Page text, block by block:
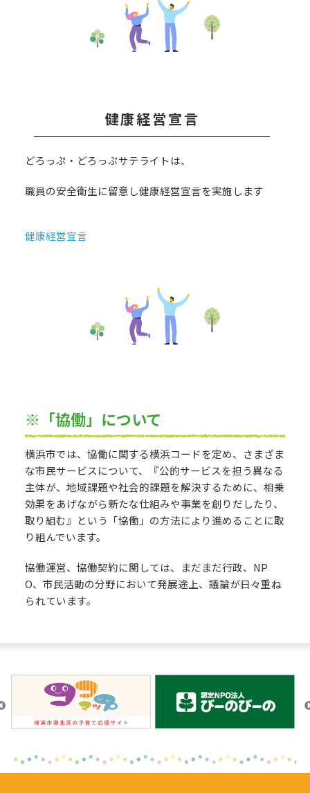
健康経営宣言
どろっぷ・どろっぷサテライトは、
職員の安全衛生に留意し健康経営宣言を実施します
健康経営宣言
※「協働」について
横浜市では、協働に関する横浜コードを定め、さまざま
な市民サービスについて、『公的サービスを担う異なる
主体が、地域課題や社会的課題を解決するために、相乗
効果をあげながら新たな仕組みや事業を創りだしたり、
取り組む』という「協働」の方法により進めることに取
り組んでいます。
協働運営、協働契約に関しては、まだまだ行政、NP
O、市民活動の分野において発展途上、議論が日々重ね
られています。